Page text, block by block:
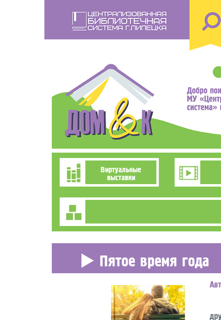
Познавательно-
развлекательное
Виртуальные
выставки
Пятое время года